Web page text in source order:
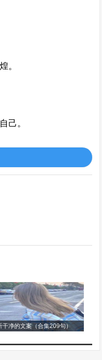
。
己。
干净的文案（合集209句）